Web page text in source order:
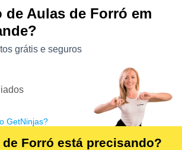
de Aulas de Forró em
grátis e seguros
GetNinjas?
Forró está precisando?